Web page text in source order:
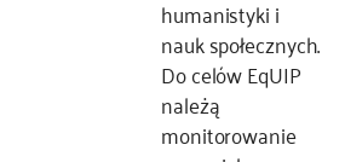
humanistyki i
nauk społecznych.
Do celów EqUIP
należą
monitorowanie